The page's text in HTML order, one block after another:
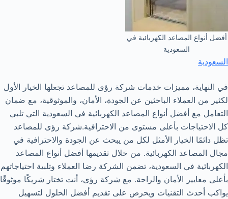
أفضل أنواع المصاعد الكهربائية في
السعودية
السعودية
في النهاية، مميزات خدمات شركة رؤى للمصاعد تجعلها الخيار الأول
لكثير من العملاء الباحثين عن الجودة، الأمان، والموثوقية، مع ضمان
التعامل مع أفضل أنواع المصاعد الكهربائية في السعودية التي تلبي
كل الاحتياجات بأعلى مستوى من الاحترافية.شركة رؤى للمصاعد
تظل دائمًا الخيار الأمثل لكل من يبحث عن الجودة والاحترافية في
مجال المصاعد الكهربائية. من خلال تقديمها أفضل أنواع المصاعد
الكهربائية في السعودية، تضمن الشركة رضا العملاء وتلبية احتياجاتهم
بأعلى معايير الأمان والراحة. مع شركة رؤى، أنت تختار شريكًا موثوقًا
يواكب أحدث التقنيات ويحرص على تقديم أفضل الحلول لتسهيل